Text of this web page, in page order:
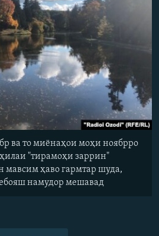
ва то миёнаҳои моҳи ноябрро
"тирамоҳи заррин"
мавсим ҳаво гармтар шуда,
намудор мешавад